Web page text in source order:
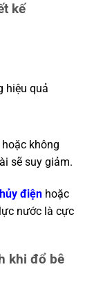
kế
hiệu quả
không
sẽ suy giảm.
điện hoặc
nước là cực
khi đổ bê